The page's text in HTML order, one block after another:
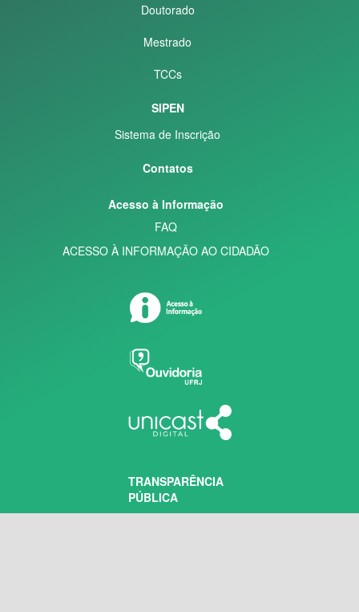
Doutorado
Mestrado
TCCs
SIPEN
Sistema de Inscrição
Contatos
Acesso à Informação
FAQ
ACESSO À INFORMAÇÃO AO CIDADÃO
TRANSPARÊNCIA
PÚBLICA